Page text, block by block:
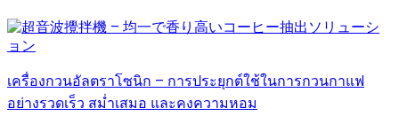
เครื่องกวนอัลตราโซนิก – การประยุกต์ใช้ในการกวนกาแฟ
อย่างรวดเร็ว สม่ำเสมอ และคงความหอม